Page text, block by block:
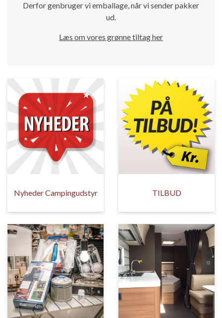
Derfor genbruger vi emballage, når vi sender pakker
ud.
Læs om vores grønne tiltag her
Nyheder Campingudstyr TILBUD